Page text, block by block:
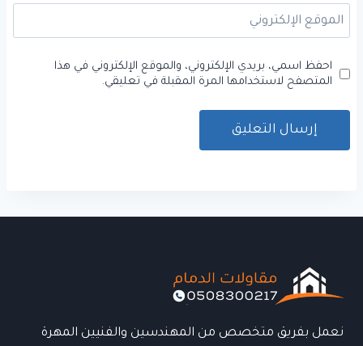
الموقع الإلكتروني
احفظ اسمي، بريدي الإلكتروني، والموقع الإلكتروني في هذا
المتصفح لاستخدامها المرة المقبلة في تعليقي.
نعمل بفريق متخصص من المهندسين والفنيين المهرة